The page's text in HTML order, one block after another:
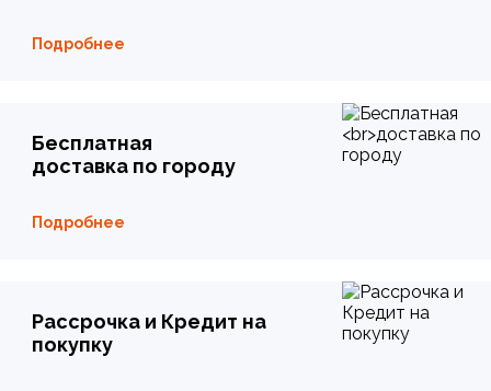
Подробнее
Бесплатная
доставка по городу
Подробнее
Рассрочка и Кредит на
покупку